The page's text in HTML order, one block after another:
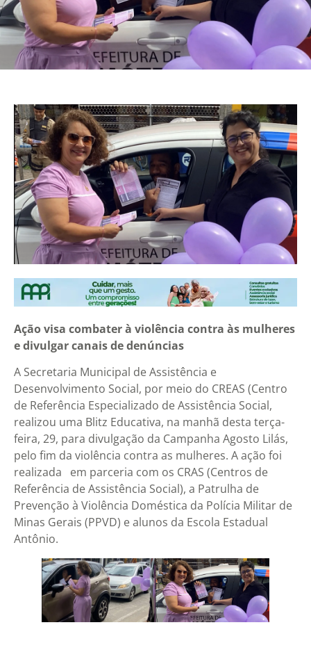
Ação visa combater à violência contra às mulheres
e divulgar canais de denúncias
A Secretaria Municipal de Assistência e
Desenvolvimento Social, por meio do CREAS (Centro
de Referência Especializado de Assistência Social,
realizou uma Blitz Educativa, na manhã desta terça-
feira, 29, para divulgação da Campanha Agosto Lilás,
pelo fim da violência contra as mulheres. A ação foi
realizada em parceria com os CRAS (Centros de
Referência de Assistência Social), a Patrulha de
Prevenção à Violência Doméstica da Polícia Militar de
Minas Gerais (PPVD) e alunos da Escola Estadual
Antônio.